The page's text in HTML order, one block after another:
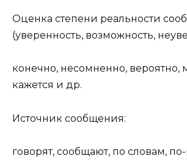
Оценка степени реальности
(уверенность, возможность,
конечно, несомненно, вероятно,
кажется и др.
Источник сообщения:
говорят, сообщают, по словам,